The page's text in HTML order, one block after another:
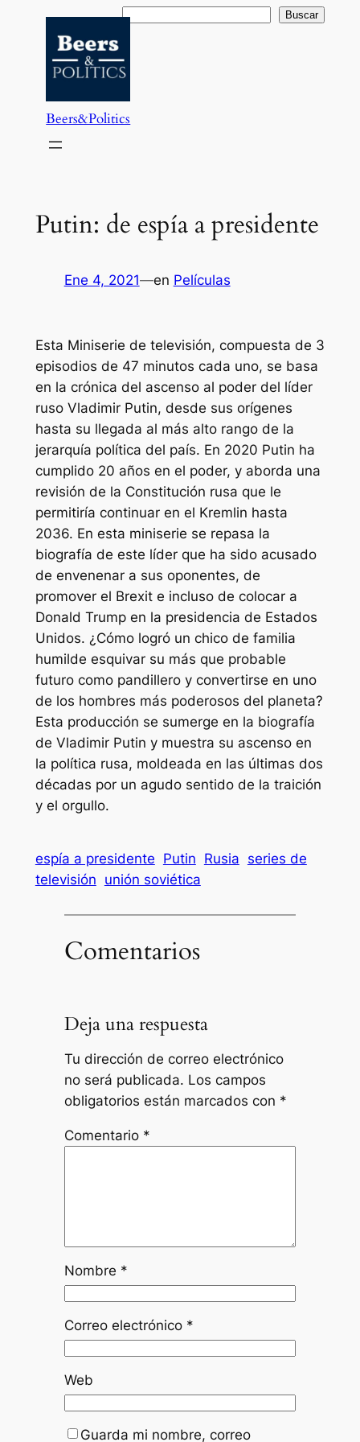
contenido
Buscar Buscar
Beers&Politics
Putin: de espía a presidente
Ene 4, 2021—en Películas
Esta Miniserie de televisión, compuesta de 3
episodios de 47 minutos cada uno, se basa
en la crónica del ascenso al poder del líder
ruso Vladimir Putin, desde sus orígenes
hasta su llegada al más alto rango de la
jerarquía política del país. En 2020 Putin ha
cumplido 20 años en el poder, y aborda una
revisión de la Constitución rusa que le
permitiría continuar en el Kremlin hasta
2036. En esta miniserie se repasa la
biografía de este líder que ha sido acusado
de envenenar a sus oponentes, de
promover el Brexit e incluso de colocar a
Donald Trump en la presidencia de Estados
Unidos. ¿Cómo logró un chico de familia
humilde esquivar su más que probable
futuro como pandillero y convertirse en uno
de los hombres más poderosos del planeta?
Esta producción se sumerge en la biografía
de Vladimir Putin y muestra su ascenso en
la política rusa, moldeada en las últimas dos
décadas por un agudo sentido de la traición
y el orgullo.
espía a presidente Putin Rusia series de
televisión unión soviética
Comentarios
Deja una respuesta
Tu dirección de correo electrónico
no será publicada. Los campos
obligatorios están marcados con *
Comentario *
Nombre *
Correo electrónico *
Web
Guarda mi nombre, correo